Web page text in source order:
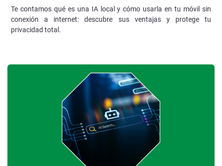
Te contamos qué es una IA local y cómo usarla en tu móvil sin
conexión a internet: descubre sus ventajas y protege tu
privacidad total.